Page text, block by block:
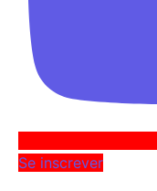
Se inscrever